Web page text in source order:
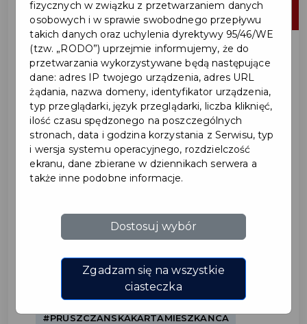
KROSS S.A. – nowy partner
Pruszczańskiej Karty
Mieszkańca
#PRUSZCZAŃSKAKARTAMIESZKAŃCA
fizycznych w związku z przetwarzaniem danych
osobowych i w sprawie swobodnego przepływu
takich danych oraz uchylenia dyrektywy 95/46/WE
(tzw. „RODO”) uprzejmie informujemy, że do
przetwarzania wykorzystywane będą następujące
dane: adres IP twojego urządzenia, adres URL
żądania, nazwa domeny, identyfikator urządzenia,
typ przeglądarki, język przeglądarki, liczba kliknięć,
ilość czasu spędzonego na poszczególnych
stronach, data i godzina korzystania z Serwisu, typ
i wersja systemu operacyjnego, rozdzielczość
ekranu, dane zbierane w dziennikach serwera a
także inne podobne informacje.
Dostosuj wybór
Zgadzam się na wszystkie
ciasteczka